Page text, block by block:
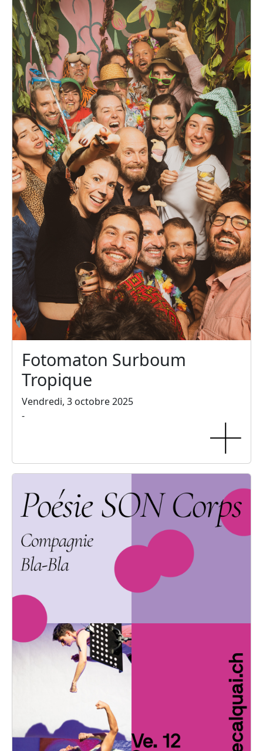
Fotomaton Surboum
Tropique
Vendredi, 3 octobre 2025
-